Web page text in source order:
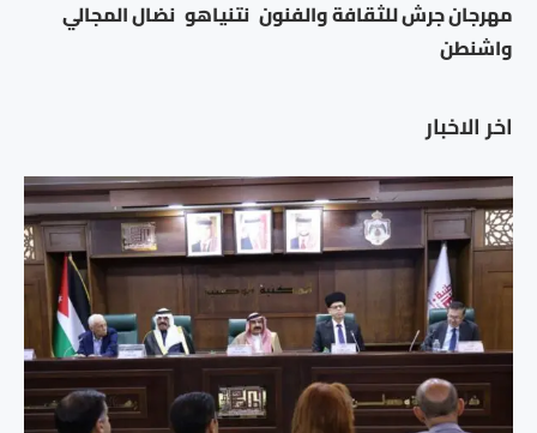
اخر الاخبار
مهرجان جرش للثقافة والفنون نتنياهو نضال المجالي
واشنطن